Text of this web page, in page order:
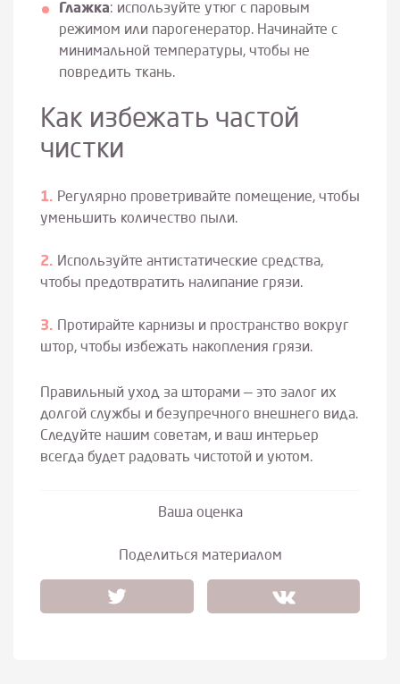
Глажка: используйте утюг с паровым
режимом или парогенератор. Начинайте с
минимальной температуры, чтобы не
повредить ткань.
Как избежать частой
чистки
Регулярно проветривайте помещение, чтобы
уменьшить количество пыли.
Используйте антистатические средства,
чтобы предотвратить налипание грязи.
Протирайте карнизы и пространство вокруг
штор, чтобы избежать накопления грязи.
Правильный уход за шторами — это залог их
долгой службы и безупречного внешнего вида.
Следуйте нашим советам, и ваш интерьер
всегда будет радовать чистотой и уютом.
Ваша оценка
Поделиться материалом